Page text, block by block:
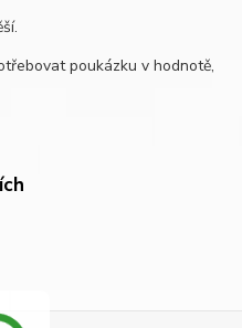
poukázku v hodnotě,